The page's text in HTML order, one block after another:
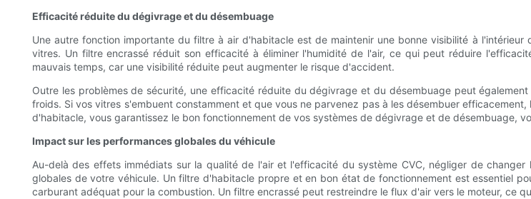
Efficacité réduite du dégivrage et du désembuage
Une autre fonction importante du filtre à air d'habitacle est de maintenir une bonne visibilité à
vitres. Un filtre encrassé réduit son efficacité à éliminer l'humidité de l'air, ce qui peut réduire
mauvais temps, car une visibilité réduite peut augmenter le risque d'accident.
Outre les problèmes de sécurité, une efficacité réduite du dégivrage et du désembuage peut
froids. Si vos vitres s'embuent constamment et que vous ne parvenez pas à les désembuer
d'habitacle, vous garantissez le bon fonctionnement de vos systèmes de dégivrage et de désembuage,
Impact sur les performances globales du véhicule
Au-delà des effets immédiats sur la qualité de l'air et l'efficacité du système CVC, négliger de
globales de votre véhicule. Un filtre d'habitacle propre et en bon état de fonctionnement est essentiel
carburant adéquat pour la combustion. Un filtre encrassé peut restreindre le flux d'air vers le moteur, ce